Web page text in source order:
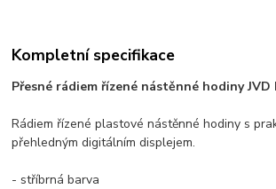
Kompletní specifikace
Přesné rádiem řízené nástěnné hodiny JVD
Rádiem řízené plastové nástěnné hodiny s
přehledným digitálním displejem.
- stříbrná barva